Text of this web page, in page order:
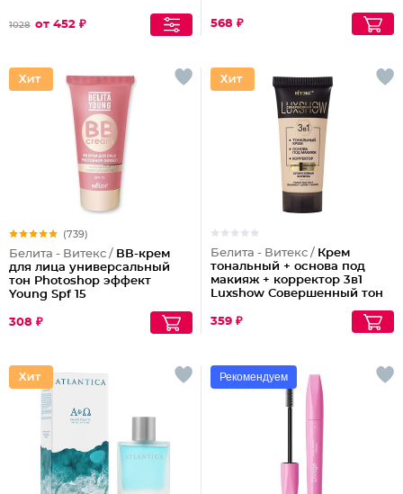
1028 от 452 ₽ 568 ₽
(739)
Белита - Витекс / ВВ-крем
для лица универсальный
тон Photoshop эффект
Young Spf 15
308 ₽
Белита - Витекс / Крем
тональный + основа под
макияж + корректор 3в1
Luxshow Совершенный тон
359 ₽
Рекомендуем